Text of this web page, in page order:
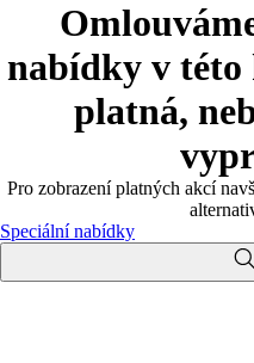
nabídky v
platná,
Pro zobrazení platných akcí
Speciální nabídky